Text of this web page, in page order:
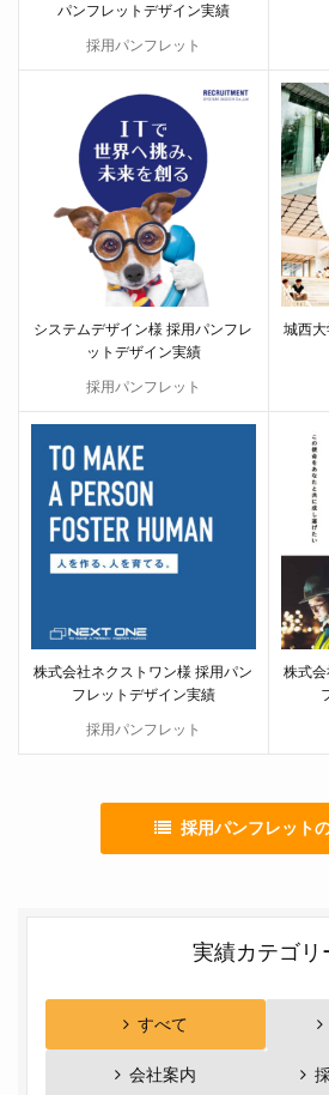
パンフレットデザイン実績
採用パンフレット
システムデザイン様 採用パンフレ
ットデザイン実績
採用パンフレット
城西
株式会社ネクストワン様 採用パン
フレットデザイン実績
採用パンフレット
株式
採用パンフレット
実績カテゴリ
すべて
会社案内